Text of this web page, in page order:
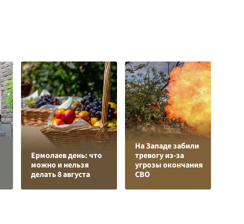
Ермолаев день: что
можно и нельзя
делать 8 августа
На Западе забили
тревогу из-за
угрозы окончания
СВО